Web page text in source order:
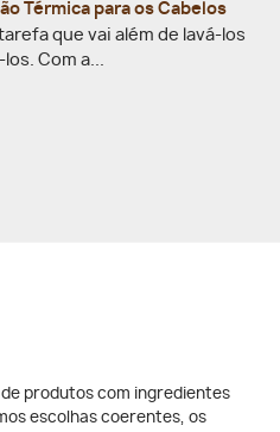
Térmica para os Cabelos
que vai além de lavá-los
Com a...
produtos com ingredientes
escolhas coerentes, os